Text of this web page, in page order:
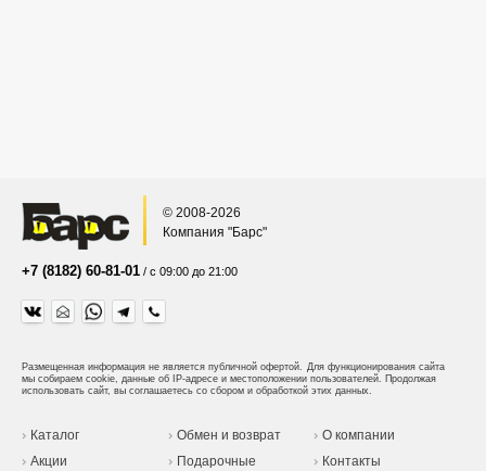
© 2008-2026
Компания "Барс"
+7 (8182) 60-81-01 / с 09:00 до 21:00
Размещенная информация не является публичной офертой. Для функционирования сайта
мы собираем cookie, данные об IP-адресе и местоположении пользователей. Продолжая
использовать сайт, вы соглашаетесь со сбором и обработкой этих данных.
Каталог
Акции
Обмен и возврат
Подарочные
О компании
Контакты